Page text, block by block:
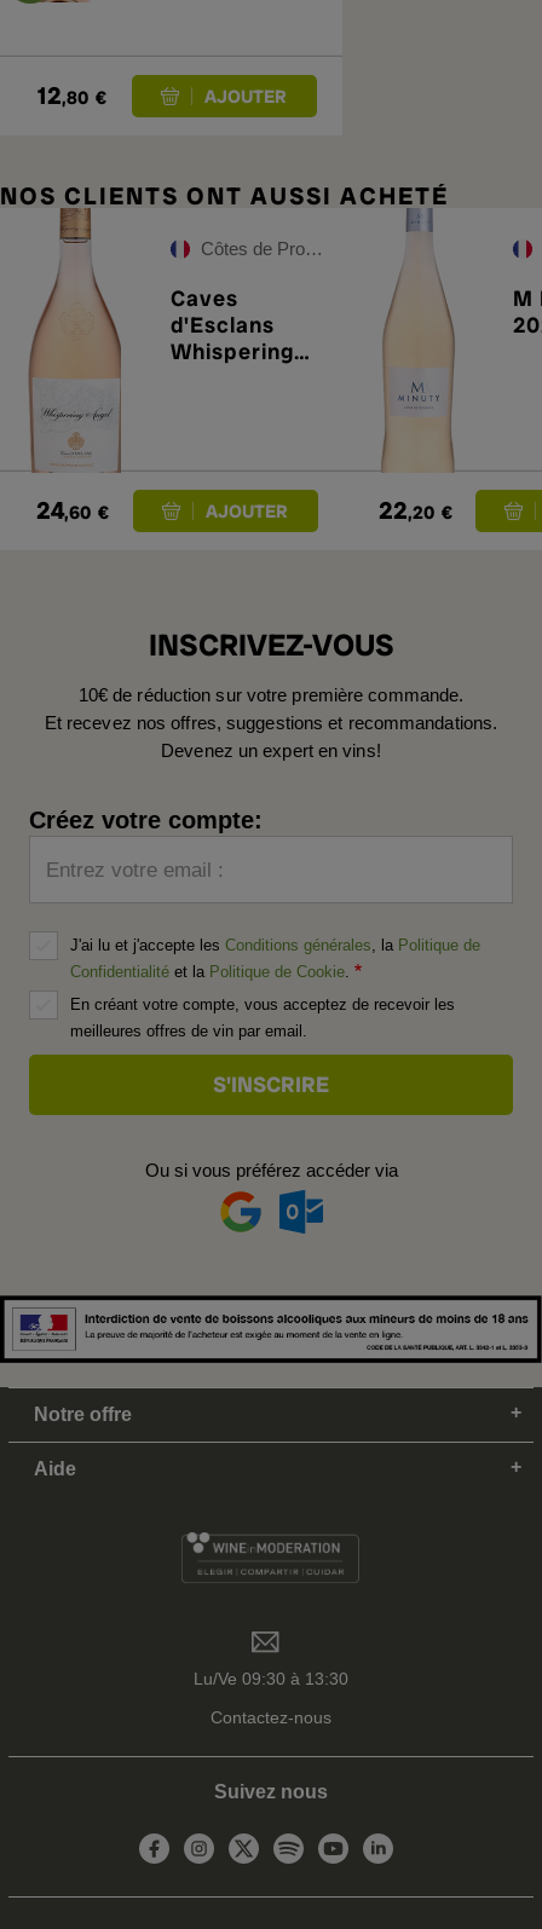
12,80 €
NOS CLIENTS ONT AUSSI ACHETÉ
Côtes de Provence
Caves
d'Esclans
Whispering
24,60 €
M
22,20 €
INSCRIVEZ-VOUS
10€ de réduction sur votre première commande.
Et recevez nos offres, suggestions et recommandations.
Devenez un expert en vins!
Créez votre compte:
Entrez votre email :
J'ai lu et j'accepte les Conditions générales , la Politique de
Confidentialité et la Politique de Cookie
En créant votre compte, vous acceptez de recevoir les
meilleures offres de vin par email.
Ou si vous préférez accéder via
Notre offre
Aide
Lu/Ve 09:30 à 13:30
Contactez-nous
Suivez nous